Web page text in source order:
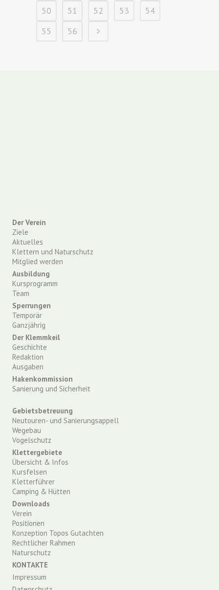
50
51 52 53
54
55
56
Der Verein
Ziele
Aktuelles
Klettern und Naturschutz
Mitglied werden
Ausbildung
Kursprogramm
Team
Sperrungen
Temporär
Ganzjährig
Der Klemmkeil
Geschichte
Redaktion
Ausgaben
Hakenkommission
Sanierung und Sicherheit
Gebietsbetreuung
Neutouren- und Sanierungsappell
Wegebau
Vogelschutz
Klettergebiete
Übersicht & Infos
Kursfelsen
Kletterführer
Camping & Hütten
Downloads
Verein
Positionen
Konzeption Topos Gutachten
Rechtlicher Rahmen
Naturschutz
KONTAKTE
Impressum